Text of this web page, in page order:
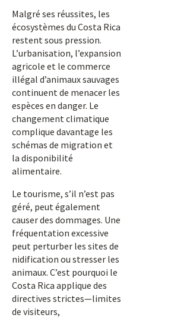
Malgré ses réussites, les
écosystèmes du Costa Rica
restent sous pression.
L’urbanisation, l’expansion
agricole et le commerce
illégal d’animaux sauvages
continuent de menacer les
espèces en danger. Le
changement climatique
complique davantage les
schémas de migration et
la disponibilité
alimentaire.
Le tourisme, s’il n’est pas
géré, peut également
causer des dommages. Une
fréquentation excessive
peut perturber les sites de
nidification ou stresser les
animaux. C’est pourquoi le
Costa Rica applique des
directives strictes—limites
de visiteurs,